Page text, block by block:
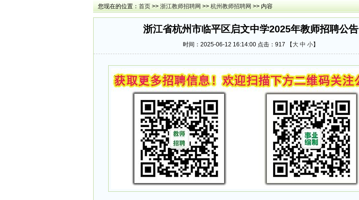
您现在的位置： 首页 >> 浙江教师招聘网 >> 杭州教师招聘网 >> 内容
浙江省杭州市临平区启文中学2025年教师招聘公告
时间：2025-06-12 16:14:00 点击： 917 【 大 中 小】